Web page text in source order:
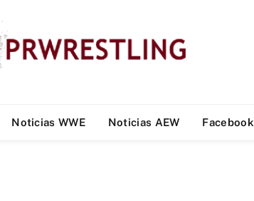
Noticias WWE Noticias AEW Facebook